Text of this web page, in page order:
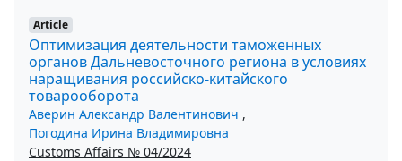
Article
Оптимизация деятельности таможенных
органов Дальневосточного региона в условиях
наращивания российско-китайского
товарооборота
Аверин Александр Валентинович ,
Погодина Ирина Владимировна
Customs Affairs № 04/2024